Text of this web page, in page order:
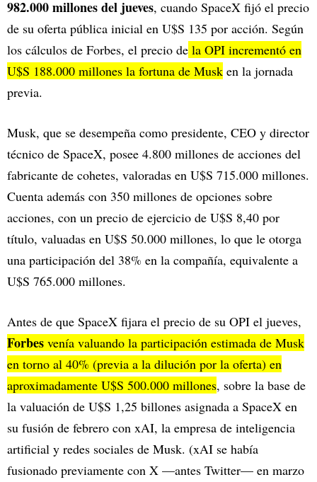
982.000 millones del jueves, cuando SpaceX fijó el precio
de su oferta pública inicial en U$S 135 por acción. Según
los cálculos de Forbes, el precio de la OPI incrementó en
U$S 188.000 millones la fortuna de Musk en la jornada
previa.
Musk, que se desempeña como presidente, CEO y director
técnico de SpaceX, posee 4.800 millones de acciones del
fabricante de cohetes, valoradas en U$S 715.000 millones.
Cuenta además con 350 millones de opciones sobre
acciones, con un precio de ejercicio de U$S 8,40 por
título, valuadas en U$S 50.000 millones, lo que le otorga
una participación del 38% en la compañía, equivalente a
U$S 765.000 millones.
Antes de que SpaceX fijara el precio de su OPI el jueves,
Forbes venía valuando la participación estimada de Musk
en torno al 40% (previa a la dilución por la oferta) en
aproximadamente U$S 500.000 millones, sobre la base de
la valuación de U$S 1,25 billones asignada a SpaceX en
su fusión de febrero con xAI, la empresa de inteligencia
artificial y redes sociales de Musk. (xAI se había
fusionado previamente con X —antes Twitter— en marzo